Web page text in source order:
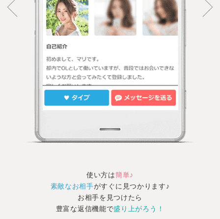
使い方は簡単♪
素敵なお相手がすぐに見つかります♪
お相手を見つけたら
豊富な返信機能で盛り上がろう！